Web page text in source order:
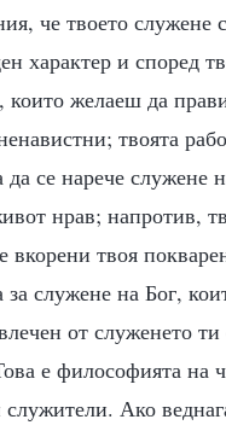
че твоето служене
характер и според
желаеш да
твоята
се нарече служене
нрав; напротив,
твоя
служене на Бог,
от служенето
е философията на
Ако